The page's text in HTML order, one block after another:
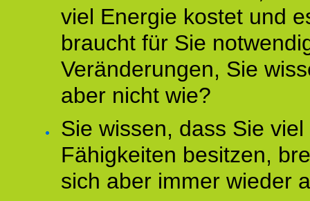
viel Energie kostet und
braucht für Sie
Veränderungen, Sie
aber nicht wie?
Sie wissen, dass Sie
Fähigkeiten besitzen,
sich aber immer wieder